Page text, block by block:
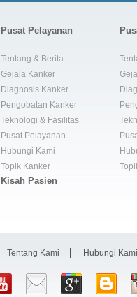
Pusat Pelayanan
Tentang & Berita
Gejala Kanker
Diagnosis Kanker
Pengobatan Kanker
Teknologi & Fasilitas
Pusat Pelayanan
Hubungi Kami
Topik Kanker
Kisah Pasien
Tentang Kami Hubungi Kami